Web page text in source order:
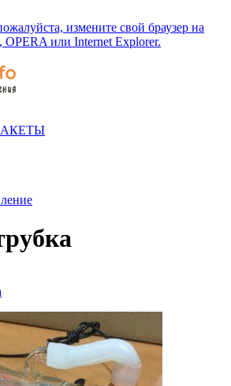
измените свой браузер на
или Internet Explorer.